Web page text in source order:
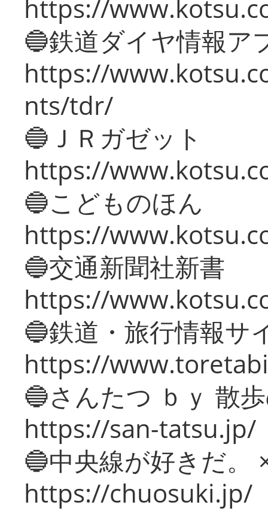
https://
🔵鉄道ダイヤ情報ア
https://
nts/tdr/
🔵ＪＲガゼット
https://
🔵こどものほん
https://
🔵交通新聞社新書
https://
🔵鉄道・旅行情報サ
https://
🔵さんたつ ｂｙ 散
https://san-tatsu.jp/
🔵中央線が好きだ。
https://chuosuki.jp/